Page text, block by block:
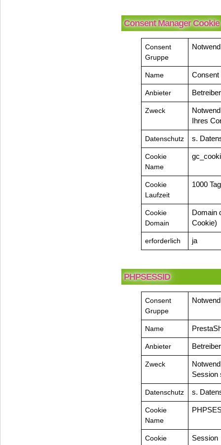
Consent Manager Cookie
Consent
Gruppe
Name Consent
Anbieter
Zweck
Ihres
Datenschutz s.
Cookie
Name
Cookie
Laufzeit
1000
Cookie
Domain
Domain
Cookie)
erforderlich ja
PHPSESSID
Consent
Gruppe
Name
Anbieter
Zweck
Session
Datenschutz s.
Cookie
Name
Cookie
Session